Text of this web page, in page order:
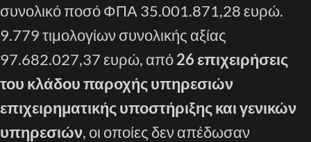
συνολικό ποσό ΦΠΑ 35.001.871,28 ευρώ.
9.779 τιμολογίων συνολικής αξίας
97.682.027,37 ευρώ, από26 επιχειρήσεις
του κλάδου παροχής υπηρεσιών
επιχειρηματικής υποστήριξης και γενικών
υπηρεσιών, οι οποίες δεν απέδωσαν